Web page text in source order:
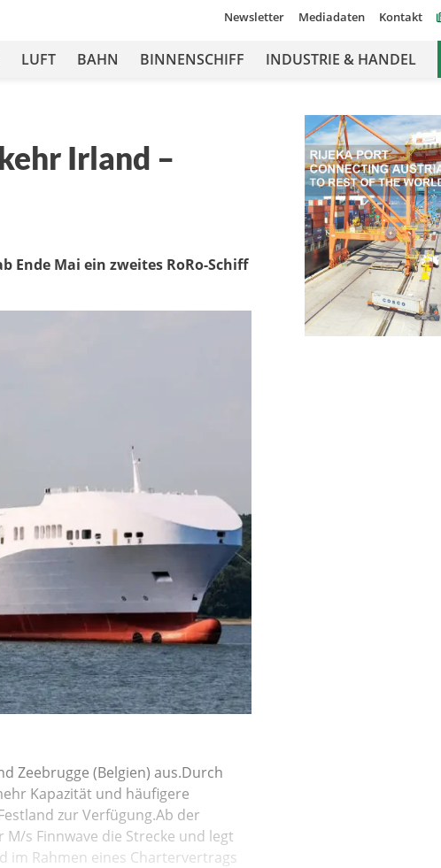
Newsletter Mediadaten Kontakt
LUFT BAHN BINNENSCHIFF INDUSTRIE & HANDEL
Irland –
Ende Mai ein zweites RoRo-Schiff
Zeebrugge (Belgien) aus.Durch
Kapazität und häufigere
zur Verfügung.Ab der
s Finnwave die Strecke und legt
im Rahmen eines Chartervertrags